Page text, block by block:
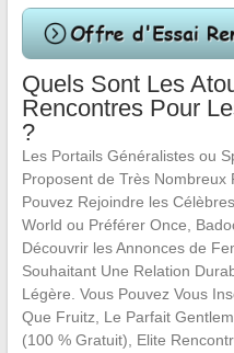
Quels Sont Les
Rencontres Pour
?
Les Portails Généralistes ou
Proposent de Très Nombreux
Pouvez Rejoindre les
World ou Préférer Once,
Découvrir les Annonces de
Souhaitant Une Relation
Légère. Vous Pouvez Vous
Que Fruitz, Le Parfait
(100 % Gratuit), Elite